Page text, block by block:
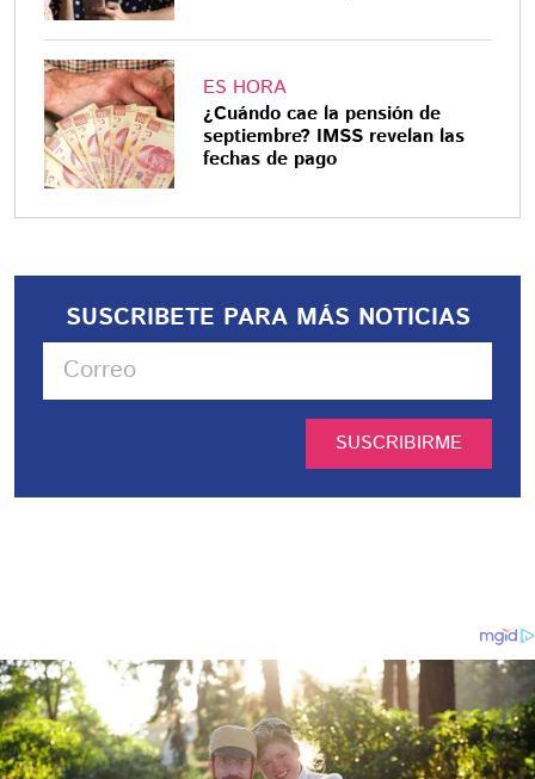
ES HORA
¿Cuándo cae la pensión de
septiembre? IMSS revelan las
fechas de pago
SUSCRIBETE PARA MÁS NOTICIAS
SUSCRIBIRME